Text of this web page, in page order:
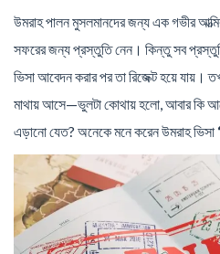
উমরাহ পালন মুসলমানদের জন্য এক গভীর
সফরের জন্য প্রস্তুতি নেন। কিন্তু সব
ভিসা আবেদন করার পর তা রিজেক্ট হয়ে যায়।
মাথায় আসে—ভুলটা কোথায় হলো, আবার কি
এড়ানো যেত? অনেকে মনে করেন উমরাহ ভিসা